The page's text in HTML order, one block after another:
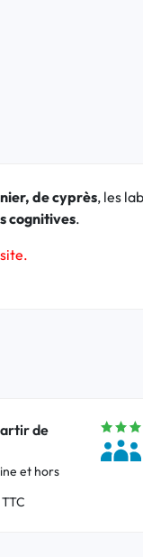
de cyprès, les
cognitives.
de
et hors